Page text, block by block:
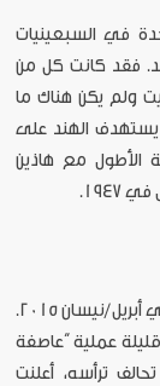
في السبعينيات
فقد كانت كل من
ولم يكن هناك ما
الهند على
الأطول مع هاذين
ظهرت التوترات الجلية الأولى بين الرياض وإسلام آباد في أبريل/نيسان 2015.
عملية “عاصفة
ترأسه، أعلنت